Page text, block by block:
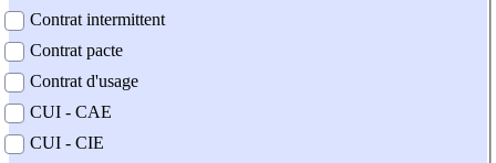
Contrat intermittent
Contrat pacte
Contrat d'usage
CUI - CAE
CUI - CIE